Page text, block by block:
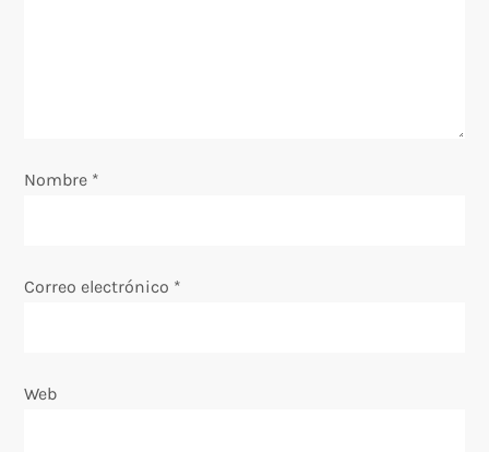
Nombre *
Correo electrónico *
Web